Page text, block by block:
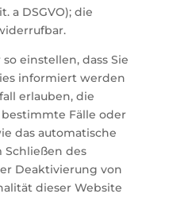
a DSGVO); die
einstellen, dass Sie
informiert werden
erlauben, die
Fälle oder
das automatische
Schließen des
Deaktivierung von
dieser Website